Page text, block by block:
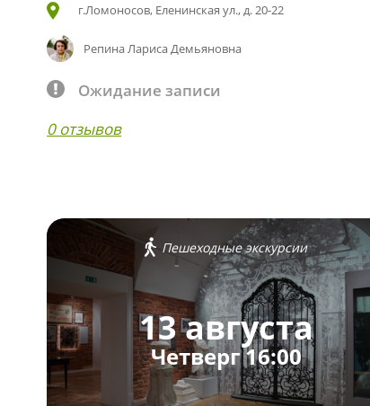
г.Ломоносов, Еленинская ул., д. 20-22
Репина Лариса Демьяновна
Ожидание записи
0 отзывов
Пешеходные экскурсии
13 августа
Четверг 16:00